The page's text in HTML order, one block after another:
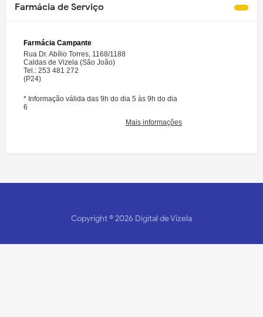
Farmácia de Serviço
Copyright ©2026 Digital de Vizela